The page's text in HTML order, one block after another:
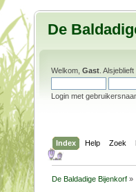
De
Welkom, Gast . Alsjeblieft
Login met
Index Help Zoek
De Baldadige Bijenkorf »